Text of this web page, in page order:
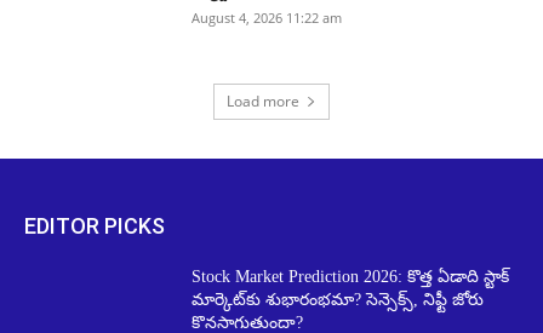
August 4, 2026 11:22 am
Load more
EDITOR PICKS
Stock Market Prediction 2026: కొత్త ఏడాది స్టాక్
మార్కెట్‌కు శుభారంభమా? సెన్సెక్స్, నిఫ్టీ జోరు
కొనసాగుతుందా?